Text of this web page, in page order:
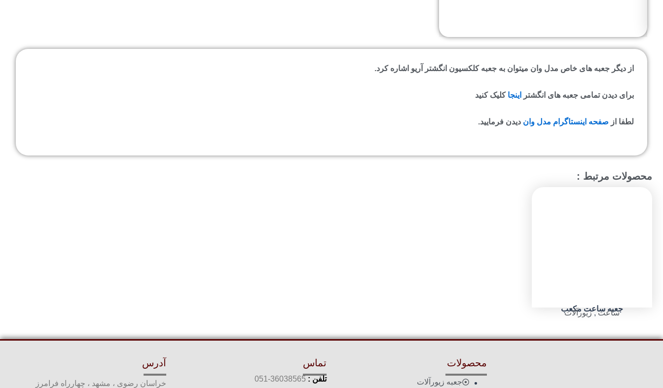
از دیگر جعبه های خاص مدل وان میتوان به جعبه کلکسیون انگشتر آریو اشاره کرد.
برای دیدن تمامی جعبه های انگشتر اینجا کلیک کنید
لطفا از صفحه اینستاگرام مدل وان دیدن فرمایید.
محصولات مرتبط :
جعبه ساعت مکعب
ساعت, زیورآلات
محصولات
جعبه زیورآلات
تماس
تلفن :
آدرس
خراسان رضوی ، مشهد ، چهارراه فرامرز